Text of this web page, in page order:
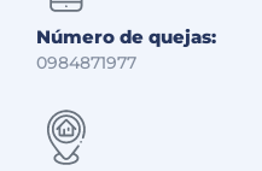
Número de quejas:
0984871977